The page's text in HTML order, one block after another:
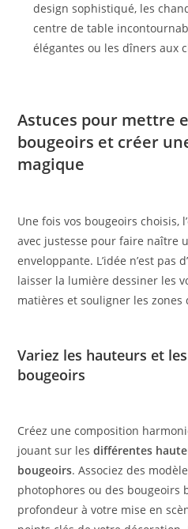
design sophistiqué, les
centre de table
élégantes ou les dîners aux
Astuces pour mettre
bougeoirs et créer
magique
Une fois vos bougeoirs choisis,
avec justesse pour faire naître
enveloppante. L’idée n’est pas
laisser la lumière dessiner les
matières et souligner les zones
Variez les hauteurs et
bougeoirs
Créez une composition
jouant sur lesdifférentes
bougeoirs. Associez des
photophores ou des bougeoirs
profondeur à votre mise en